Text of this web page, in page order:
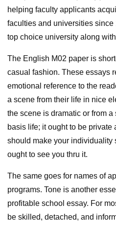
helping faculty applicants
faculties and universities
top choice university along
The English M02 paper is
casual fashion. These essays
emotional reference to the
a scene from their life in nice
the scene is dramatic or from
basis life; it ought to be
should make your individuality
ought to see you thru it.
The same goes for names of
programs. Tone is another
profitable school essay. For
be skilled, detached, and